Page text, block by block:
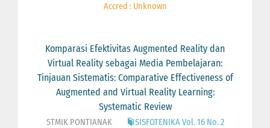
Accred : Unknown
Komparasi Efektivitas Augmented Reality dan
Virtual Reality sebagai Media Pembelajaran:
Tinjauan Sistematis: Comparative Effectiveness of
Augmented and Virtual Reality Learning:
Systematic Review
STMIK PONTIANAK
SISFOTENIKA Vol. 16 No. 2